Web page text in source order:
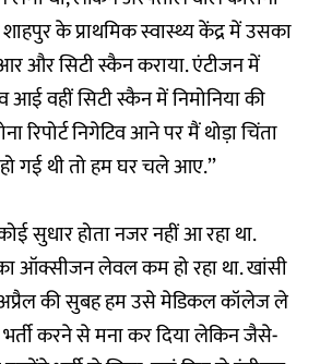
शाहपुर के प्राथमिक स्वास्थ्य केंद्र में उसका
और सिटी स्कैन कराया. एंटीजन में
आई वहीं सिटी स्कैन में निमोनिया की
रिपोर्ट निगेटिव आने पर मैं थोड़ा चिंता
गई थी तो हम घर चले आए.’’
सुधार होता नजर नहीं आ रहा था.
ऑक्सीजन लेवल कम हो रहा था. खांसी
अप्रैल की सुबह हम उसे मेडिकल कॉलेज ले
करने से मना कर दिया लेकिन जैसे-